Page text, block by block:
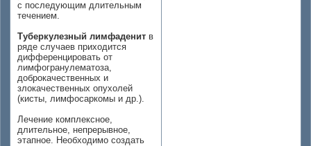
с последующим длительным
течением.
Туберкулезный лимфаденит в
ряде случаев приходится
дифференцировать от
лимфогранулематоза,
доброкачественных и
злокачественных опухолей
(кисты, лимфосаркомы и др.).
Лечение комплексное,
длительное, непрерывное,
этапное. Необходимо создать